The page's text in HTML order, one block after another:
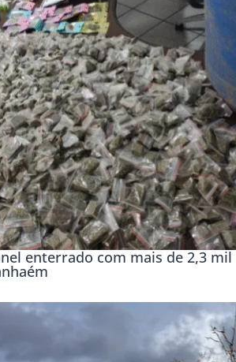
enterrado com mais de 2,3